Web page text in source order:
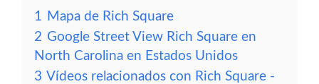
1 Mapa de Rich Square
2 Google Street View Rich Square en
North Carolina en Estados Unidos
3 Vídeos relacionados con Rich Square -